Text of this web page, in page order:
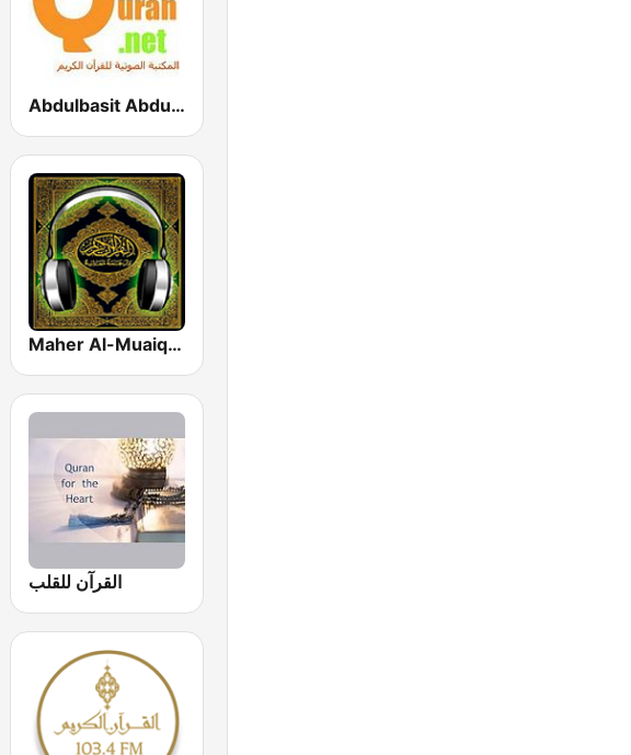
Abdulbasit Abdulsamad WARSH Radio
Maher Al-Muaiqly (ماهر المعيقلي)
القرآن للقلب